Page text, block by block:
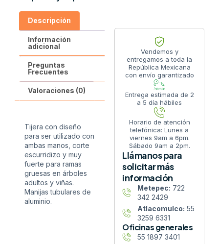
Descripción
Información
adicional
Preguntas
Frecuentes
Valoraciones (0)
Tijera con diseño
para ser utilizado con
ambas manos, corte
escurridizo y muy
fuerte para ramas
gruesas en árboles
adultos y viñas.
Manijas tubulares de
aluminio.
Vendemos y
entregamos a toda la
República Mexicana
con envío garantizado
Entrega estimada de 2
a 5 día hábiles
Horario de atención
telefónica: Lunes a
viernes 9am a 6pm.
Sábado 9am a 2pm.
Llámanos para
solicitar más
información
Metepec: 722
342 2429
Atlacomulco: 55
3259 6331
Oficinas generales
55 1897 3401